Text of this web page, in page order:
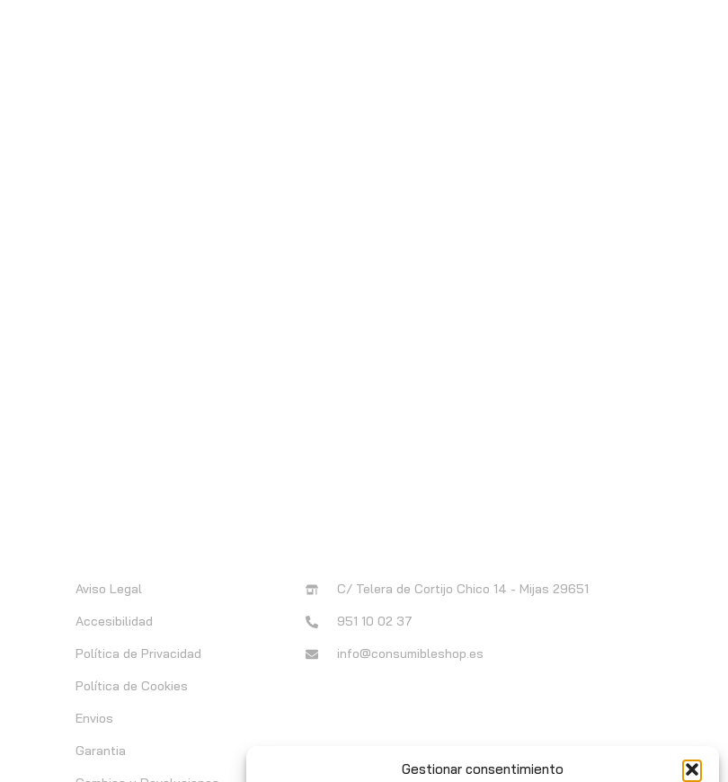
Gestionar consentimiento
Aviso Legal
Accesibilidad
Política de Privacidad
Política de Cookies
Envios
Garantia
C/ Telera de Cortijo Chico 14 - Mijas 29651
951 10 02 37
info@consumibleshop.es